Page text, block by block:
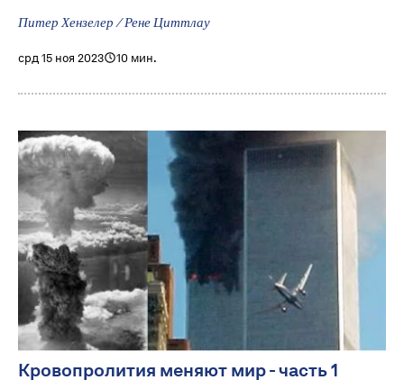
Питер Хензелер / Рене Циттлау
срд 15 ноя 2023 10 мин.
Кровопролития меняют мир - часть 1